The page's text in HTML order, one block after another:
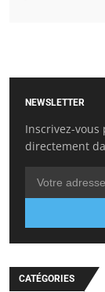
NEWSLETTER
Inscrivez-
directement
CATÉGORIES